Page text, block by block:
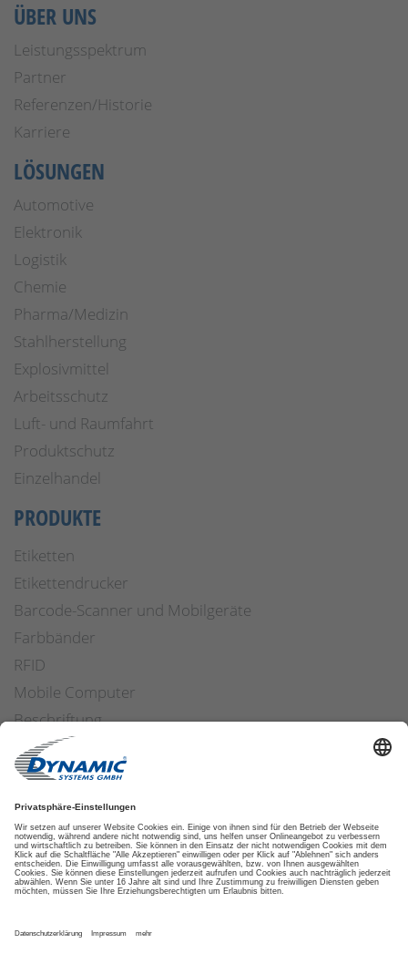
ÜBER UNS
Leistungsspektrum
Partner
Referenzen/Historie
Karriere
LÖSUNGEN
Automotive
Elektronik
Logistik
Chemie
Pharma/Medizin
Stahlherstellung
Explosivmittel
Arbeitsschutz
Luft- und Raumfahrt
Produktschutz
Einzelhandel
PRODUKTE
Etiketten
Etikettendrucker
Barcode-Scanner und Mobilgeräte
Farbbänder
RFID
Mobile Computer
Beschriftung
Arbeitssicherheit
Applikatoren
Etiketten Software
ETIKETTENFINDER
DATENSCHUTZ IMPRESSUM